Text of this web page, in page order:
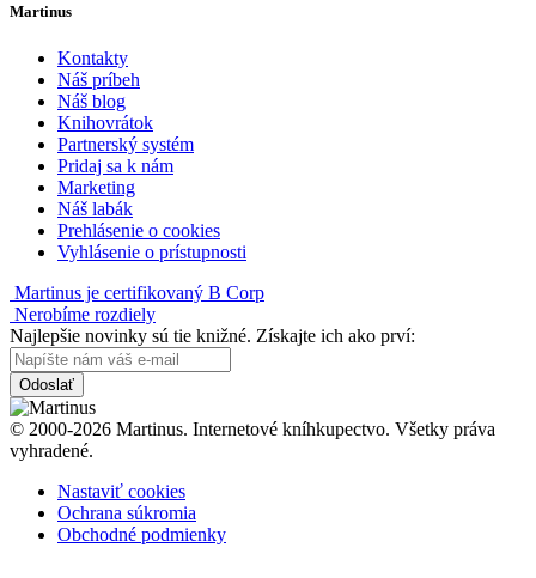
Martinus
Kontakty
Náš príbeh
Náš blog
Knihovrátok
Partnerský systém
Pridaj sa k nám
Marketing
Náš labák
Prehlásenie o cookies
Vyhlásenie o prístupnosti
Martinus je certifikovaný B Corp
Nerobíme rozdiely
Najlepšie novinky sú tie knižné. Získajte ich ako prví:
Odoslať
© 2000-2026 Martinus. Internetové kníhkupectvo. Všetky práva
vyhradené.
Nastaviť cookies
Ochrana súkromia
Obchodné podmienky